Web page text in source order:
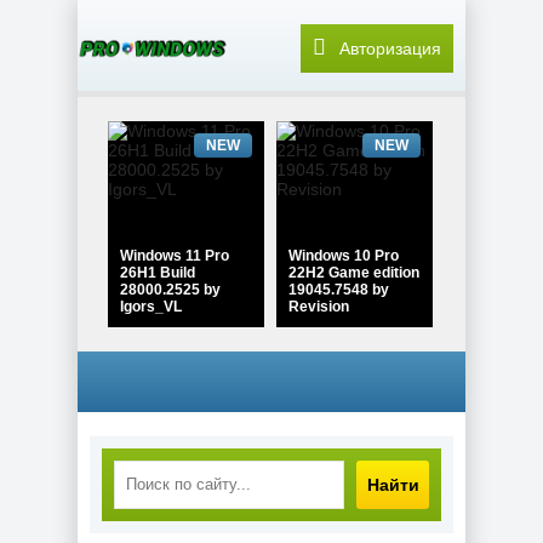
Авторизация
Windows 11 Pro
26H1 Build
28000.2525 by
Igors_VL
NEW
Windows 10 Pro
22H2 Game edition
19045.7548 by
Revision
NEW
Windows 10 Pro
Найти